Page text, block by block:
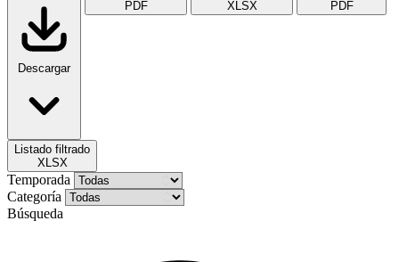
Descargar
PDF
XLSX
PDF
Listado filtrado
XLSX
Temporada
Categoría
Búsqueda